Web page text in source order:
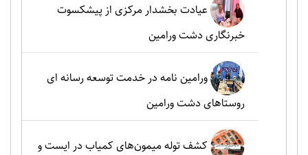
عیادت بخشدار مرکزی از پیشکسوت
خبرنگاری دشت ورامین
ورامین نامه در خدمت توسعه رسانه ای
روستاهای دشت ورامین
کشف توله میمون‌های کمیاب در ایست و